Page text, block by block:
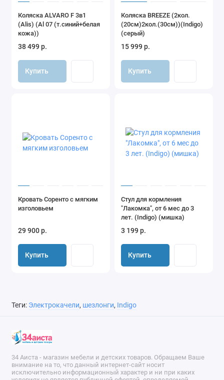
Коляска ALVARO F 3в1
(Alis) (Al 07 (т.синий+белая
кожа))
38 499 р.
Купить
Коляска BREEZE (2кол.
(20см)2кол.(30см))(Indigo)
(серый)
15 999 р.
Купить
Кровать Соренто с мягким
изголовьем
29 900 р.
Купить
Стул для кормления
"Лакомка", от 6 мес до 3
лет. (Indigo) (мишка)
3 199 р.
Купить
Теги: Электрокачели, шезлонги, Indigo
34 Аиста - магазин мебели и детских товаров. Обращаем Ваше
внимание на то, что данный интернет-сайт носит
исключительно информационный характер и ни при каких